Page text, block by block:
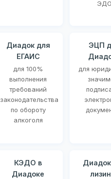
ЭДО
Диадок для
ЕГАИС
для 100%
выполнения
требований
законодательства
по обороту
алкоголя
ЭЦП
для
КЭДО в
Диадоке